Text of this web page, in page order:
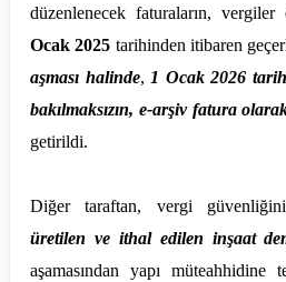
düzenlenecek faturaların, vergiler
Ocak 2025 tarihinden itibaren
aşması halinde, 1 Ocak 2026
bakılmaksızın, e-arşiv fatura
getirildi.
Diğer taraftan, vergi
üretilen ve ithal edilen inşaat
aşamasından yapı